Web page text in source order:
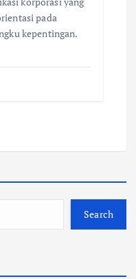
pada
kepentingan.
Search